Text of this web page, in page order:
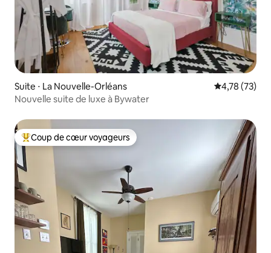
Suite ⋅ La Nouvelle-Orléans Évaluation
4,78 (73)
Nouvelle suite de luxe à Bywater
Coups de cœur voyageurs les plus appréciés
Coup de cœur voyageurs